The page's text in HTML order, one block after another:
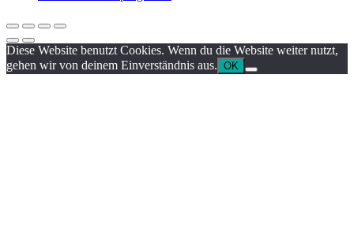
Diese Website benutzt Cookies. Wenn du die Website weiter nutzt,
gehen wir von deinem Einverständnis aus. OK